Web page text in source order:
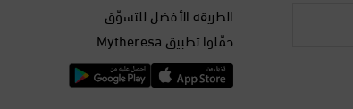
الطريقة الأفضل للتسوّق
حمّلوا تطبيق Mytheresa